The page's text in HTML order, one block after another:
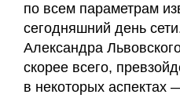
по всем параметрам
сегодняшний день
Александра
скорее всего,
в некоторых аспектах